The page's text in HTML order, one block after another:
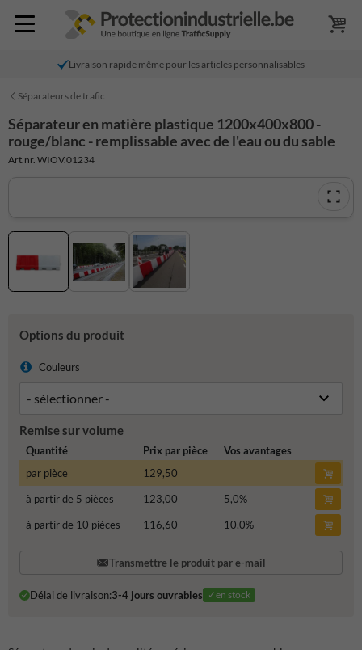
Livraison rapide même pour les articles personnalisables
Séparateurs de trafic
Séparateur en matière plastique 1200x400x800 -
rouge/blanc - remplissable avec de l'eau ou du sable
Art.nr. WIOV.01234
Options du produit
Couleurs
Remise sur volume
Quantité Prix par pièce
Vos avantages
par pièce
129,50
à partir de 5 pièces
123,00 5,0%
à partir de 10 pièces
116,60 10,0%
Transmettre le produit par e-mail
Délai de livraison:3-4 jours ouvrables ✓en stock